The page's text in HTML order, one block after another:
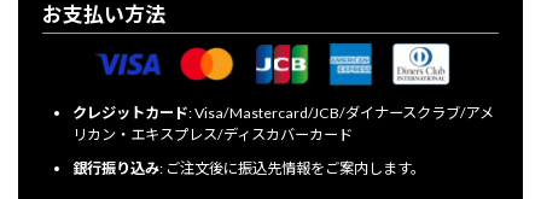
お支払い方法
クレジットカード: Visa/Mastercard/JCB/ダイナースクラブ/アメ
リカン・エキスプレス/ディスカバーカード
銀行振り込み: ご注文後に振込先情報をご案内します。